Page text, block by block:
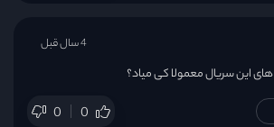
این سریال معمولا کی میاد؟
0 0
4 سال قبل